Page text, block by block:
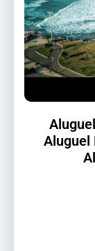
Aluguel